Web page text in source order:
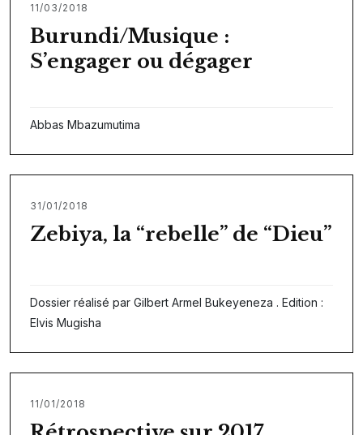
11/03/2018
Burundi/Musique :
S’engager ou dégager
Abbas Mbazumutima
31/01/2018
Zebiya, la “rebelle” de “Dieu”
Dossier réalisé par Gilbert Armel Bukeyeneza . Edition :
Elvis Mugisha
11/01/2018